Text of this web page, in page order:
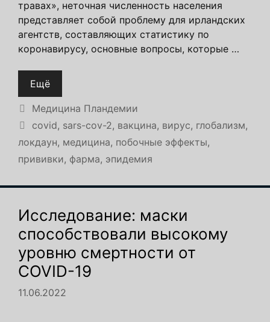
травах», неточная численность населения
представляет собой проблему для ирландских
агентств, составляющих статистику по
коронавирусу, основные вопросы, которые …
Ещё
Рубрики
Медицина Пландемии
Метки
covid, sars-cov-2, вакцина, вирус, глобализм,
локдаун, медицина, побочные эффекты,
прививки, фарма, эпидемия
Исследование: маски
способствовали высокому
уровню смертности от
COVID-19
11.06.2022